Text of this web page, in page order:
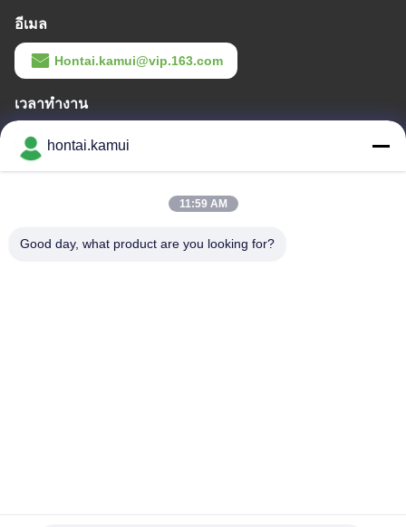
อีเมล
Hontai.kamui@vip.163.com
เวลาทํางาน
ที่อยู่ของเรา
ROAD, HUAQIANGBEI SUBDIRICT, FUTIAN DISTRICT,
hontai.kamui
11:59 AM
Good day, what product are you looking for?